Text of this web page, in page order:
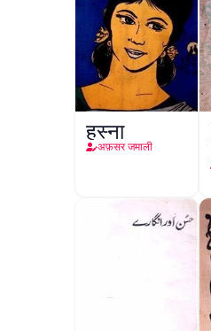
हुस्ना
अफ़सर जमाली